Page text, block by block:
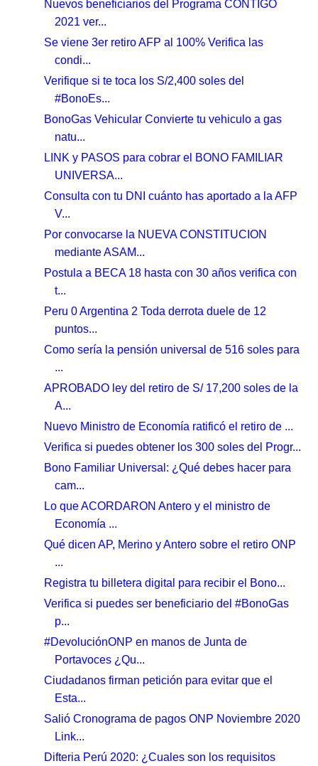
Nuevos beneficiarios del Programa CONTIGO
2021 ver...
Se viene 3er retiro AFP al 100% Verifica las
condi...
Verifique si te toca los S/2,400 soles del
#BonoEs...
BonoGas Vehicular Convierte tu vehiculo a gas
natu...
LINK y PASOS para cobrar el BONO FAMILIAR
UNIVERSA...
Consulta con tu DNI cuánto has aportado a la AFP
V...
Por convocarse la NUEVA CONSTITUCION
mediante ASAM...
Postula a BECA 18 hasta con 30 años verifica con
t...
Peru 0 Argentina 2 Toda derrota duele de 12
puntos...
Como sería la pensión universal de 516 soles para
...
APROBADO ley del retiro de S/ 17,200 soles de la
A...
Nuevo Ministro de Economía ratificó el retiro de ...
Verifica si puedes obtener los 300 soles del Progr...
Bono Familiar Universal: ¿Qué debes hacer para
cam...
Lo que ACORDARON Antero y el ministro de
Economía ...
Qué dicen AP, Merino y Antero sobre el retiro ONP
...
Registra tu billetera digital para recibir el Bono...
Verifica si puedes ser beneficiario del #BonoGas
p...
#DevoluciónONP en manos de Junta de
Portavoces ¿Qu...
Ciudadanos firman petición para evitar que el
Esta...
Salió Cronograma de pagos ONP Noviembre 2020
Link...
Difteria Perú 2020: ¿Cuales son los requisitos